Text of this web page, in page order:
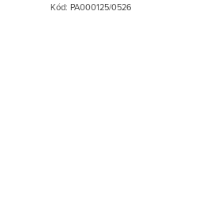
Kód: PA000125/0526